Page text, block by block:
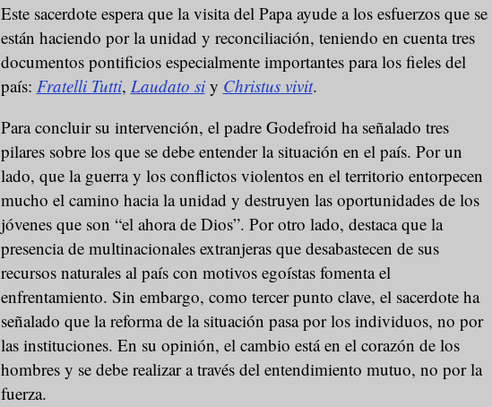
Este sacerdote espera que la visita del Papa ayude a los esfuerzos que se
están haciendo por la unidad y reconciliación, teniendo en cuenta tres
documentos pontificios especialmente importantes para los fieles del
país: Fratelli Tutti, Laudato siy Christus vivit.
Para concluir su intervención, el padre Godefroid ha señalado tres
pilares sobre los que se debe entender la situación en el país. Por un
lado, que la guerra y los conflictos violentos en el territorio entorpecen
mucho el camino hacia la unidad y destruyen las oportunidades de los
jóvenes que son “el ahora de Dios”. Por otro lado, destaca que la
presencia de multinacionales extranjeras que desabastecen de sus
recursos naturales al país con motivos egoístas fomenta el
enfrentamiento. Sin embargo, como tercer punto clave, el sacerdote ha
señalado que la reforma de la situación pasa por los individuos, no por
las instituciones. En su opinión, el cambio está en el corazón de los
hombres y se debe realizar a través del entendimiento mutuo, no por la
fuerza.